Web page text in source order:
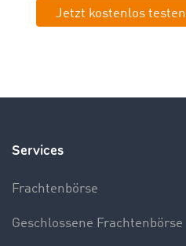
Jetzt kostenlos testen
Services
Frachtenbörse
Geschlossene Frachtenbörse